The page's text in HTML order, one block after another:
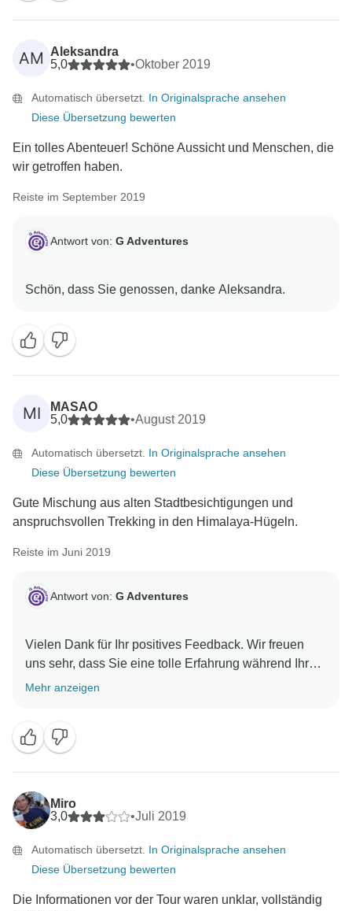
AM
Aleksandra
5,0
•Oktober 2019
Automatisch übersetzt. In Originalsprache ansehen
Diese Übersetzung bewerten
Ein tolles Abenteuer! Schöne Aussicht und Menschen, die
wir getroffen haben.
Reiste im September 2019
Antwort von: G Adventures
MI
MASAO
5,0
•August 2019
Automatisch übersetzt. In Originalsprache ansehen
Diese Übersetzung bewerten
Gute Mischung aus alten Stadtbesichtigungen und
anspruchsvollen Trekking in den Himalaya-Hügeln.
Reiste im Juni 2019
Antwort von: G Adventures
Vielen Dank für Ihr positives Feedback. Wir freuen
uns sehr, dass Sie eine tolle Erfahrung während Ihrer
Reise gemacht haben und hoffen, Sie bald bei einem
Mehr anzeigen
Miro
3,0
•Juli 2019
Automatisch übersetzt. In Originalsprache ansehen
Diese Übersetzung bewerten
Die Informationen vor der Tour waren unklar, vollständig